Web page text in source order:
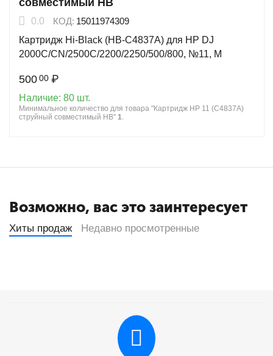
совместимый HB
0.0 КОД: 15011974309
Картридж Hi-Black (HB-C4837A) для HP DJ
2000C/CN/2500C/2200/2250/500/800, №11, M
500 00 ₽
Наличие: 80 шт.
Минимальное количество для товара "Картридж HP 11 (C4837A)
струйный совместимый HB" 1.
Возможно, вас это заинтересует
Хиты продаж Недавно просмотренные